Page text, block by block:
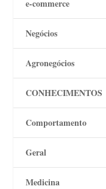
e-commerce
Negócios
Agronegócios
CONHECIMENTOS
Comportamento
Geral
Medicina